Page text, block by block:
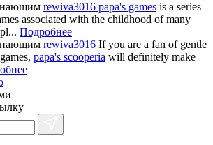
rewiva3016 papa's games is a series
associated with the childhood of many
Подробнее
rewiva3016 If you are a fan of gentle
papa's scooperia will definitely make